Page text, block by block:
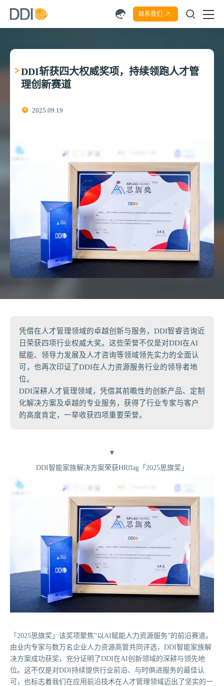
联系我们
DDI斩获四大权威奖项，持续领跑人才管
理创新赛道
2025.09.19
凭借在人才管理领域的卓越创新与服务，DDI智睿咨询近
日荣获四项行业权威大奖。这些荣誉不仅是对DDI在AI
赋能、领导力发展及人才咨询等领域领先实力的全面认
可，也再次印证了DDI在人力资源服务行业的领导者地
位。
DDI深耕人才管理领域，凭借其前瞻性的创新产品、定制
化解决方案及卓越的专业服务，获得了行业专家与客户
的高度肯定，一举收获四项重要荣誉。
▼
DDI智能家族解决方案荣获HRflag「2025思旗奖」
「2025思旗奖」该奖项聚焦“以AI赋能人力资源服务”的前沿赛道。
由业内专家与数万名企业人力资源高管共同评选，DDI智能家族解
决方案成功获奖，充分证明了DDI在AI创新领域的深耕与领先地
位。这不仅是对DDI持续提供行业前沿、与时俱进服务的最佳认
可，也标志着我们在应用前沿技术在人才管理领域迈出了坚实的一